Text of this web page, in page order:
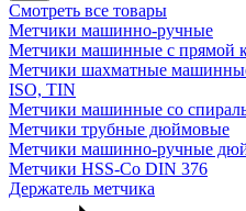
Смотреть все товары
Метчики машинно-ручные
Метчики машинные с прямой
Метчики шахматные
ISO, TIN
Метчики машинные со
Метчики трубные дюймовые
Метчики машинно-ручные
Метчики HSS-Co DIN 376
Держатель метчика